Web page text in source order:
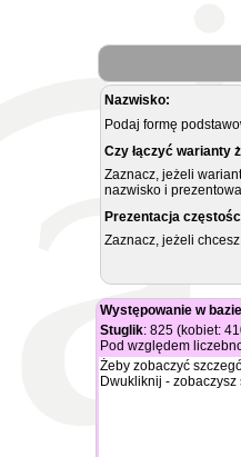
Nazwisko:
Podaj formę
Czy łączyć warianty
Zaznacz, jeżeli
nazwisko i
Prezentacja
Zaznacz, jeżeli
Występowanie w
Stuglik: 825 (kobiet:
Pod względem
Żeby zobaczyć
Dwukliknij -